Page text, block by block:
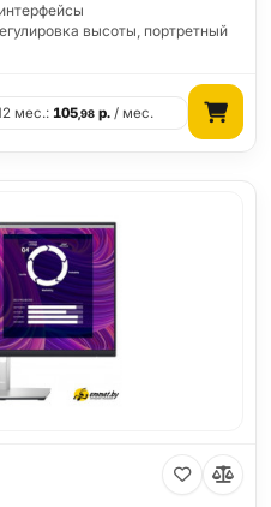
высоты, портретный
мес.:105,98 р. / мес.